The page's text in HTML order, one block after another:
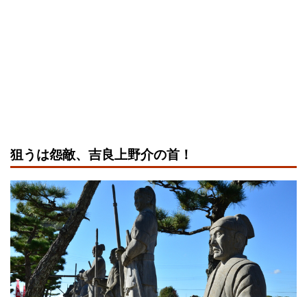
狙うは怨敵、吉良上野介の首！